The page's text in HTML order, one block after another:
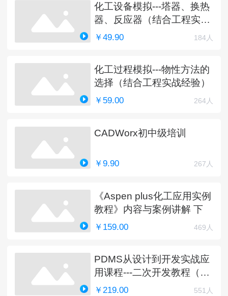
化工设备模拟---塔器、换热
器、反应器（结合工程实
例）
￥49.90 184人
化工过程模拟---物性方法的
选择（结合工程实战经验）
￥59.00 264人
CADWorx初中级培训
￥9.90 267人
《Aspen plus化工应用实例
教程》内容与案例讲解 下
￥159.00 469人
PDMS从设计到开发实战应
用课程---二次开发教程（完
结）
￥219.00 551人